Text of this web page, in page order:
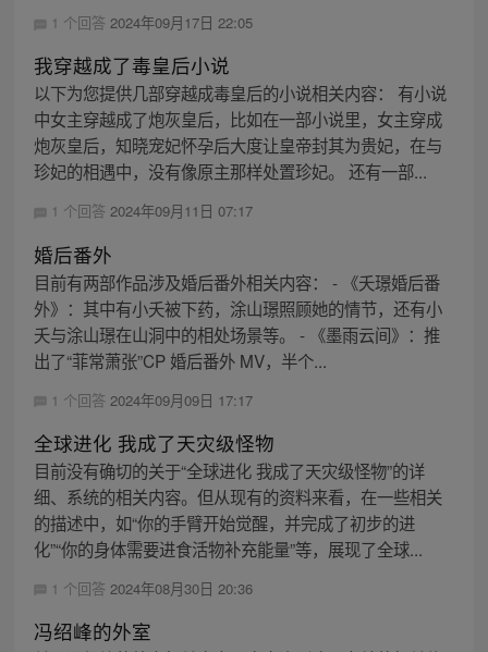
1 个回答 2024年09月17日 22:05
我穿越成了毒皇后小说
以下为您提供几部穿越成毒皇后的小说相关内容： 有小说
中女主穿越成了炮灰皇后，比如在一部小说里，女主穿成
炮灰皇后，知晓宠妃怀孕后大度让皇帝封其为贵妃，在与
珍妃的相遇中，没有像原主那样处置珍妃。 还有一部...
1 个回答 2024年09月11日 07:17
婚后番外
目前有两部作品涉及婚后番外相关内容： - 《夭璟婚后番
外》：其中有小夭被下药，涂山璟照顾她的情节，还有小
夭与涂山璟在山洞中的相处场景等。 - 《墨雨云间》：推
出了“菲常萧张”CP 婚后番外 MV，半个...
1 个回答 2024年09月09日 17:17
全球进化 我成了天灾级怪物
目前没有确切的关于“全球进化 我成了天灾级怪物”的详
细、系统的相关内容。但从现有的资料来看，在一些相关
的描述中，如“你的手臂开始觉醒，并完成了初步的进
化”“你的身体需要进食活物补充能量”等，展现了全球...
1 个回答 2024年08月30日 20:36
冯绍峰的外室